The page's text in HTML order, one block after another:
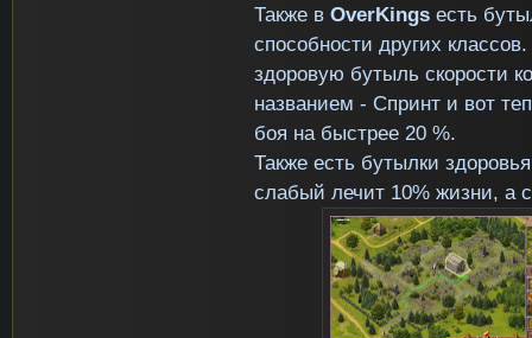
Также в OverKings есть
способности других
здоровую бутыль скорости
названием - Спринт и вот
боя на быстрее 20 %.
Также есть бутылки
слабый лечит 10% жизни, а